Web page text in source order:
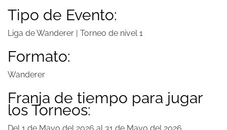
Tipo de Evento:
Liga de Wanderer | Torneo de nivel 1
Formato:
Wanderer
Franja de tiempo para jugar
los Torneos:
Del 1 de Mayo del 2026 al 31 de Mayo del 2026